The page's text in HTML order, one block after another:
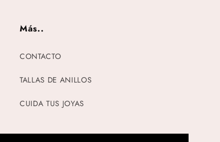
Más..
CONTACTO
TALLAS DE ANILLOS
CUIDA TUS JOYAS